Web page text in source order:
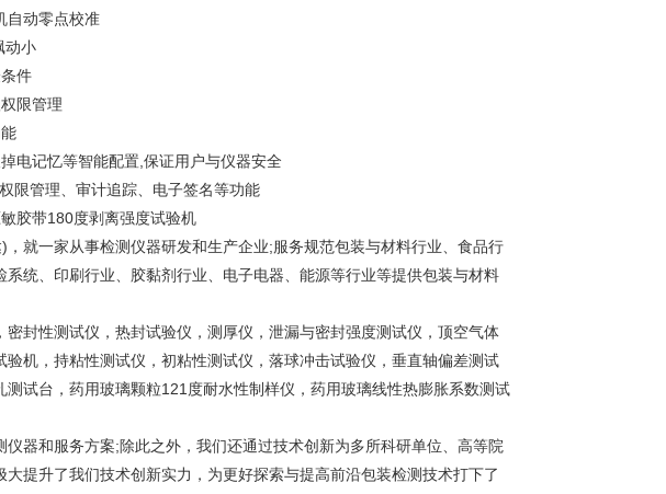
自动零点校准
动小
件
限管理
电记忆等智能配置,保证用户与仪器安全
限管理、审计追踪、电子签名等功能
就一家从事检测仪器研发和生产企业;服务规范包装与材料行业、食品行
统、印刷行业、胶黏剂行业、电子电器、能源等行业等提供包装与材料
封性测试仪，热封试验仪，测厚仪，泄漏与密封强度测试仪，顶空气体
机，持粘性测试仪，初粘性测试仪，落球冲击试验仪，垂直轴偏差测试
试台，药用玻璃颗粒121度耐水性制样仪，药用玻璃线性热膨胀系数测试
器和服务方案;除此之外，我们还通过技术创新为多所科研单位、高等院
提升了我们技术创新实力，为更好探索与提高前沿包装检测技术打下了